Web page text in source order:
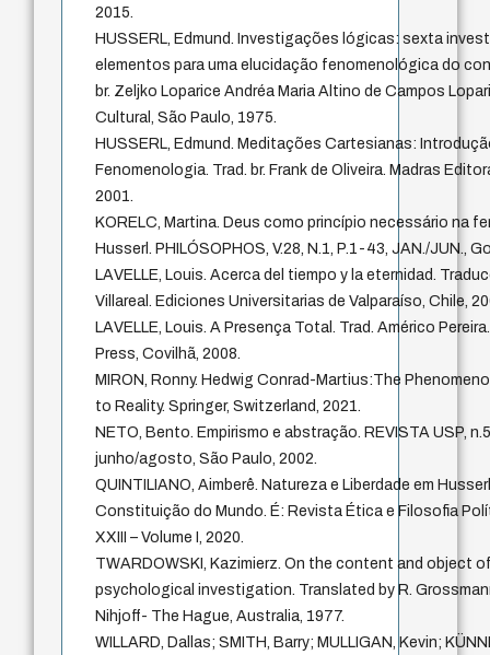
2015.
HUSSERL, Edmund. Investigações lógicas: sexta
elementos para uma elucidação fenomenológica do
br. Zeljko Loparice Andréa Maria Altino de Campos
Cultural, São Paulo, 1975.
HUSSERL, Edmund. Meditações Cartesianas:
Fenomenologia. Trad. br. Frank de Oliveira. Madras
2001.
KORELC, Martina. Deus como princípio necessário na
Husserl. PHILÓSOPHOS, V.28, N.1, P.1-43, JAN./JUN.,
LAVELLE, Louis. Acerca del tiempo y la eternidad.
Villareal. Ediciones Universitarias de Valparaíso, Chile,
LAVELLE, Louis. A Presença Total. Trad. Américo
Press, Covilhã, 2008.
MIRON, Ronny. Hedwig Conrad-Martius:The
to Reality. Springer, Switzerland, 2021.
NETO, Bento. Empirismo e abstração. REVISTA USP,
junho/agosto, São Paulo, 2002.
QUINTILIANO, Aimberê. Natureza e Liberdade em
Constituição do Mundo. É: Revista Ética e Filosofia
XXIII – Volume I, 2020.
TWARDOWSKI, Kazimierz. On the content and object
psychological investigation. Translated by R.
Nihjoff- The Hague, Australia, 1977.
WILLARD, Dallas; SMITH, Barry; MULLIGAN, Kevin;